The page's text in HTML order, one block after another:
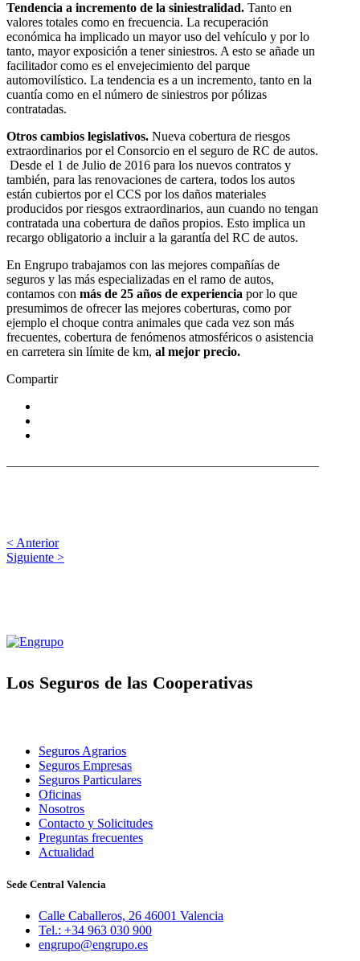
Tendencia a incremento de la siniestralidad. Tanto en
valores totales como en frecuencia. La recuperación
económica ha implicado un mayor uso del vehículo y por lo
tanto, mayor exposición a tener siniestros. A esto se añade un
facilitador como es el envejecimiento del parque
automovilístico. La tendencia es a un incremento, tanto en la
cuantía como en el número de siniestros por pólizas
contratadas.
Otros cambios legislativos. Nueva cobertura de riesgos
extraordinarios por el Consorcio en el seguro de RC de autos.
Desde el 1 de Julio de 2016 para los nuevos contratos y
también, para las renovaciones de cartera, todos los autos
están cubiertos por el CCS por los daños materiales
producidos por riesgos extraordinarios, aun cuando no tengan
contratada una cobertura de daños propios. Esto implica un
recargo obligatorio a incluir a la garantía del RC de autos.
En Engrupo trabajamos con las mejores compañías de
seguros y las más especializadas en el ramo de autos,
contamos con más de 25 años de experiencia por lo que
presumimos de ofrecer las mejores coberturas, como por
ejemplo el choque contra animales que cada vez son más
frecuentes, cobertura de fenómenos atmosféricos o asistencia
en carretera sin límite de km, al mejor precio.
Compartir
< Anterior
Siguiente >
Los Seguros de las Cooperativas
Seguros Agrarios
Seguros Empresas
Seguros Particulares
Oficinas
Nosotros
Contacto y Solicitudes
Preguntas frecuentes
Actualidad
Sede Central Valencia
Calle Caballeros, 26 46001 Valencia
Tel.: +34 963 030 900
engrupo@engrupo.es